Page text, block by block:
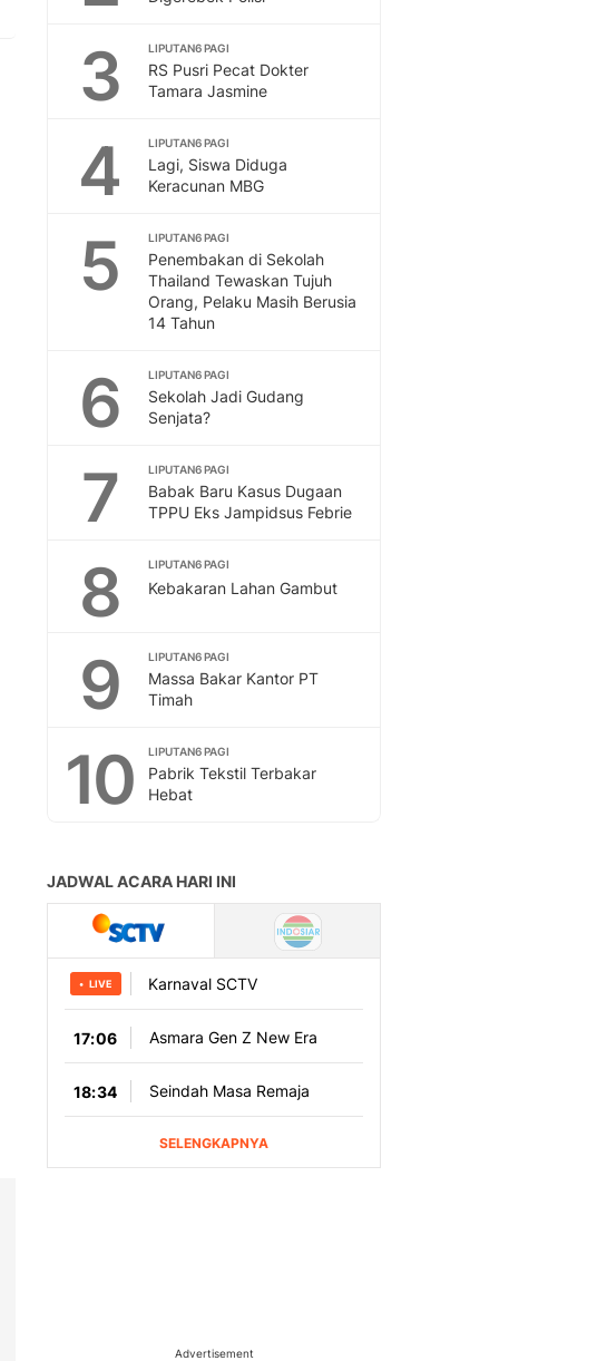
3 LIPUTAN6 PAGI
RS Pusri Pecat Dokter
Tamara Jasmine
4 LIPUTAN6 PAGI
Lagi, Siswa Diduga
Keracunan MBG
5 LIPUTAN6 PAGI
Penembakan di Sekolah
Thailand Tewaskan Tujuh
Orang, Pelaku Masih Berusia
14 Tahun
6 LIPUTAN6 PAGI
Sekolah Jadi Gudang
Senjata?
7 LIPUTAN6 PAGI
Babak Baru Kasus Dugaan
TPPU Eks Jampidsus Febrie
8 LIPUTAN6 PAGI
Kebakaran Lahan Gambut
9 LIPUTAN6 PAGI
Massa Bakar Kantor PT
Timah
10 LIPUTAN6 PAGI
Pabrik Tekstil Terbakar
Hebat
Advertisement